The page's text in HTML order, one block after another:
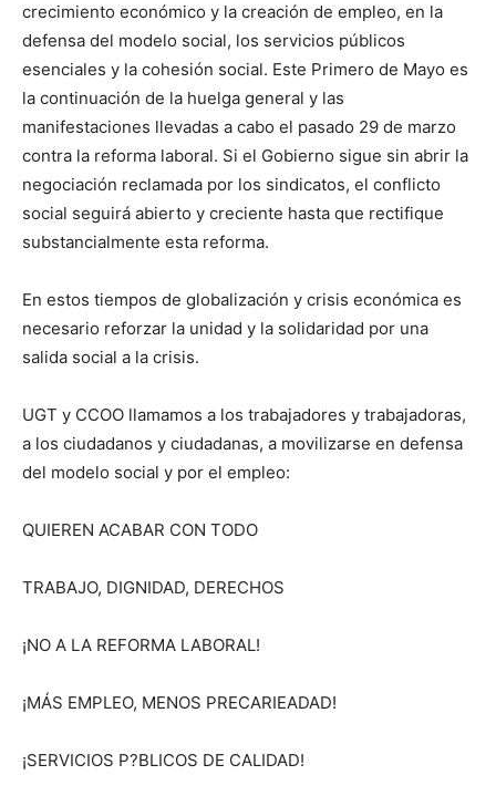
crecimiento económico y la creación de empleo, en la
defensa del modelo social, los servicios públicos
esenciales y la cohesión social. Este Primero de Mayo es
la continuación de la huelga general y las
manifestaciones llevadas a cabo el pasado 29 de marzo
contra la reforma laboral. Si el Gobierno sigue sin abrir la
negociación reclamada por los sindicatos, el conflicto
social seguirá abierto y creciente hasta que rectifique
substancialmente esta reforma.
En estos tiempos de globalización y crisis económica es
necesario reforzar la unidad y la solidaridad por una
salida social a la crisis.
UGT y CCOO llamamos a los trabajadores y trabajadoras,
a los ciudadanos y ciudadanas, a movilizarse en defensa
del modelo social y por el empleo:
QUIEREN ACABAR CON TODO
TRABAJO, DIGNIDAD, DERECHOS
¡NO A LA REFORMA LABORAL!
¡MÁS EMPLEO, MENOS PRECARIEADAD!
¡SERVICIOS P?BLICOS DE CALIDAD!